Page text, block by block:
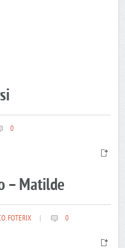
0
– Matilde
,FOTERIX 0